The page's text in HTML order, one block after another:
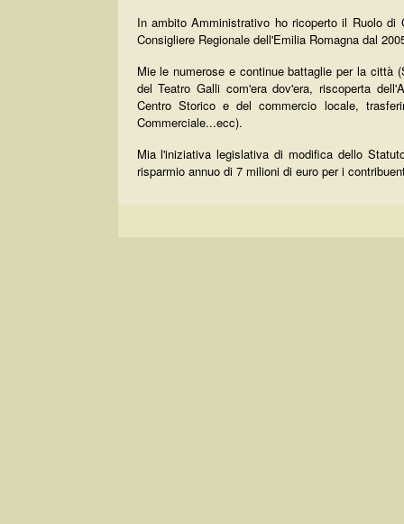
In ambito Amministrativo ho ricoperto il Ruolo
Consigliere Regionale dell'Emilia Romagna dal
Mie le numerose e continue battaglie per la città (
delTeatro Galli com'era dov'era, riscoperta
Centro Storico e del commercio locale,
Commerciale...ecc).
Mia l'iniziativa legislativa di modifica dello
risparmio annuo di 7 milioni di euro per i